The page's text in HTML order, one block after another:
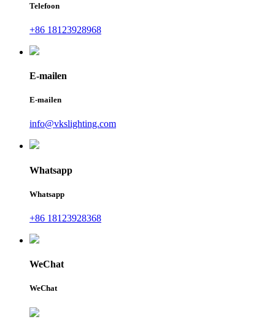
Telefoon
+86 18123928968
E-mailen
E-mailen
info@vkslighting.com
Whatsapp
Whatsapp
+86 18123928368
WeChat
WeChat